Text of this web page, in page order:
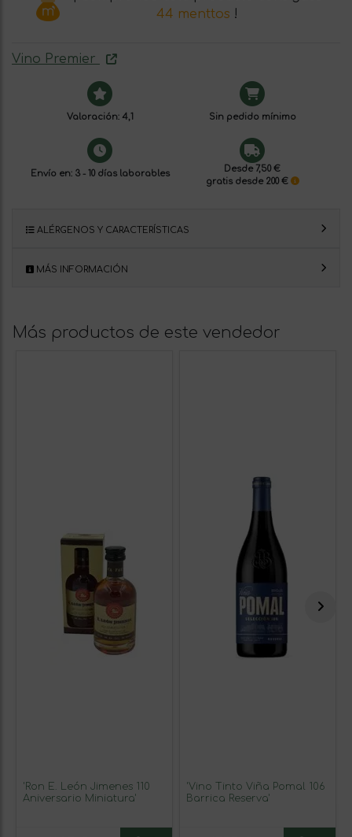
44 menttos !
Vino Premier
Valoración: 4,1 Sin pedido mínimo
Envío en: 3 - 10 días laborables
Desde 7,50 €
gratis desde 200 €
ALÉRGENOS Y CARACTERÍSTICAS
MÁS INFORMACIÓN
Más productos de este vendedor
'Ron E. León Jimenes 110
Aniversario Miniatura'
'Vino Tinto Viña Pomal 106
Barrica Reserva'